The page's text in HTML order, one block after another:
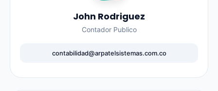
John Rodriguez
Contador Publico
contabilidad@arpatelsistemas.com.co